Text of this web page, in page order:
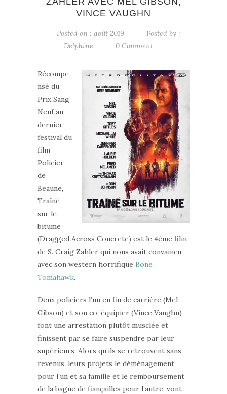
VINCE VAUGHN
Posted on : août 2019
Posted by :
Delphine
0 Comment
Récompe
nsé du
Prix Sang
Neuf au
dernier
festival du
film
Policier
de
Beaune,
Traîné
sur le
bitume
(Dragged Across Concrete) est le 4ème film
de S. Craig Zahler qui nous avait convaincu
avec son western horrifique Bone
Tomahawk.
Deux policiers l’un en fin de carrière (Mel
Gibson) et son co-équipier (Vince Vaughn)
font une arrestation plutôt musclée et
finissent par se faire suspendre par leur
supérieurs. Alors qu’ils se retrouvent sans
revenus, leurs projets le déménagement
pour l’un et sa famille et le remboursement
de la bague de fiançailles pour l’autre, vont